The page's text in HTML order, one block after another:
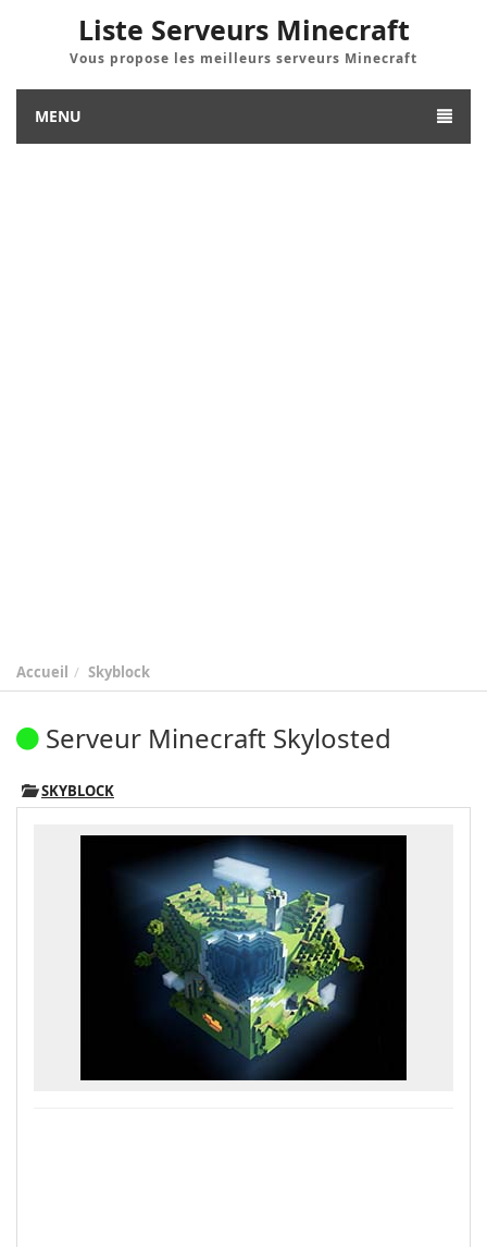
Liste Serveurs Minecraft
Vous propose les meilleurs serveurs Minecraft
MENU
Accueil Skyblock
Serveur Minecraft Skylosted
SKYBLOCK